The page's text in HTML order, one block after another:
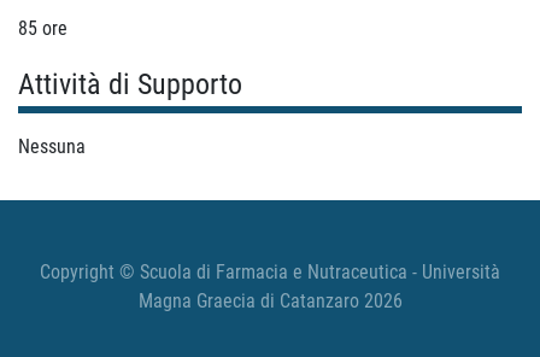
85 ore
Attività di Supporto
Nessuna
Copyright © Scuola di Farmacia e Nutraceutica - Università
Magna Graecia di Catanzaro 2026